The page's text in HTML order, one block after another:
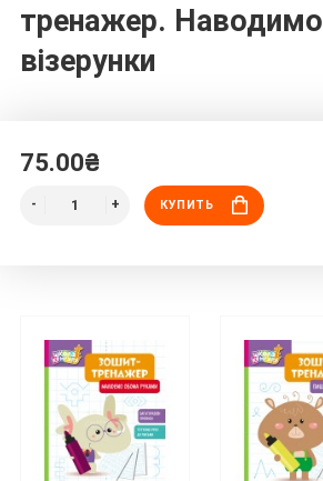
тренажер. Наводимо
візерунки
75.00₴
КУПИТЬ